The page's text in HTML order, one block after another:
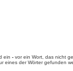
ein - vor ein Wort, das nicht
eines der Wörter gefunden